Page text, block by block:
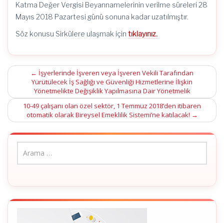
Katma Değer Vergisi Beyannamelerinin verilme süreleri 28
Mayıs 2018 Pazartesi günü sonuna kadar uzatılmıştır.
Söz konusu Sirkülere ulaşmak için tıklayınız.
Post
navigation
← İşyerlerinde İşveren veya İşveren Vekili Tarafından
Yürütülecek İş Sağlığı ve Güvenliği Hizmetlerine İlişkin
Yönetmelikte Değişiklik Yapılmasına Dair Yönetmelik
10-49 çalışanı olan özel sektör, 1 Temmuz 2018’den itibaren
otomatik olarak Bireysel Emeklilik Sistemi’ne katılacak! →